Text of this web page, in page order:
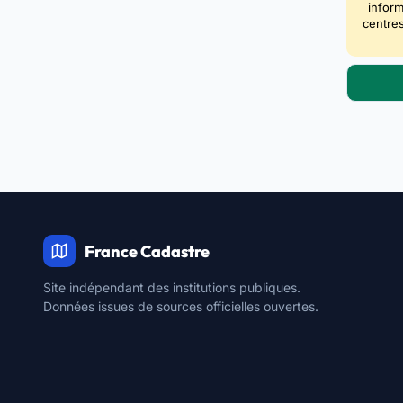
France Cadastre
Site indépendant des institutions publiques.
Données issues de sources officielles ouvertes.